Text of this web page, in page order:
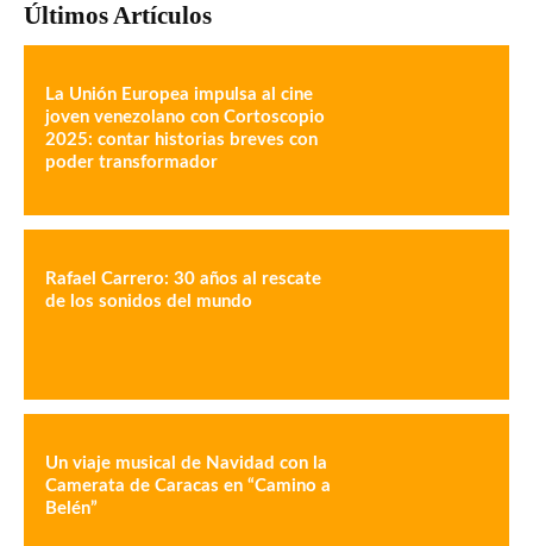
Últimos Artículos
La Unión Europea impulsa al cine
joven venezolano con Cortoscopio
2025: contar historias breves con
poder transformador
Rafael Carrero: 30 años al rescate
de los sonidos del mundo
Un viaje musical de Navidad con la
Camerata de Caracas en “Camino a
Belén”